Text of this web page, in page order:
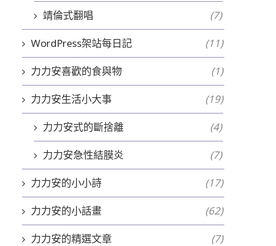
靖倫式翻唱 (7)
WordPress架站每日記 (11)
力力安喜歡的食與物 (1)
力力安生活小大事 (19)
力力安式的斷捨離 (4)
力力安急性結膜炎 (7)
力力安的小小詩 (17)
力力安的小話畫 (62)
力力安的精選文章 (7)